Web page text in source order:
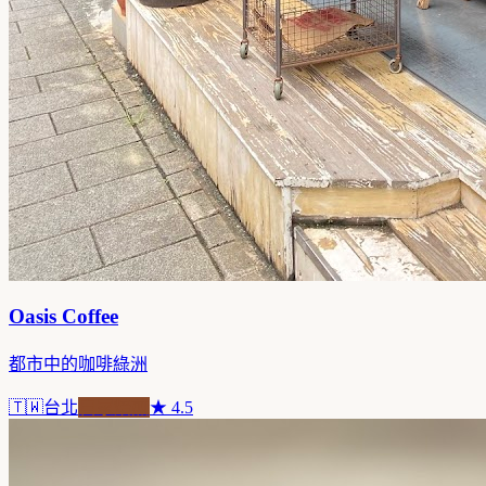
Oasis Coffee
都市中的咖啡綠洲
🇹🇼台北 ★ 4.5